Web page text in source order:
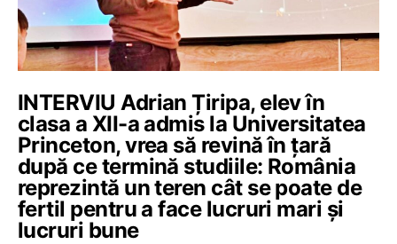
INTERVIU Adrian Țiripa, elev în
clasa a XII-a admis la Universitatea
Princeton, vrea să revină în țară
după ce termină studiile: România
reprezintă un teren cât se poate de
fertil pentru a face lucruri mari și
lucruri bune